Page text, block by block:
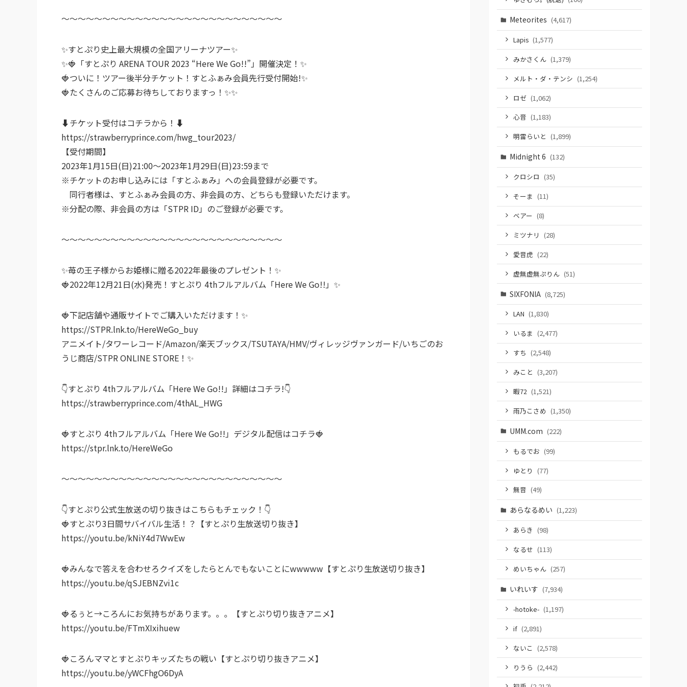
～～～～～～～～～～～～～～～～～～～～～～～～～～～
✨すとぷり史上最大規模の全国アリーナツアー✨
✨🍓「すとぷり ARENA TOUR 2023 “Here We Go!!”」開催決定！✨
🍓ついに！ツアー後半分チケット！すとふぁみ会員先行受付開始!✨
🍓たくさんのご応募お待ちしておりますっ！✨✨
⬇️チケット受付はコチラから！⬇️
https://strawberryprince.com/hwg_tour2023/
【受付期間】
2023年1月15日(日)21:00～2023年1月29日(日)23:59まで
※チケットのお申し込みには「すとふぁみ」への会員登録が必要です。
同行者様は、すとふぁみ会員の方、非会員の方、どちらも登録いただけます。
※分配の際、非会員の方は「STPR ID」のご登録が必要です。
～～～～～～～～～～～～～～～～～～～～～～～～～～～
✨苺の王子様からお姫様に贈る2022年最後のプレゼント！✨
🍓2022年12月21日(水)発売！すとぷり 4thフルアルバム「Here We Go!!」✨
🍓下記店舗や通販サイトでご購入いただけます！✨
https://STPR.lnk.to/HereWeGo_buy
アニメイト/タワーレコード/Amazon/楽天ブックス/TSUTAYA/HMV/ヴィレッジヴァンガード/いちごのお
うじ商店/STPR ONLINE STORE！✨
👇すとぷり 4thフルアルバム「Here We Go!!」詳細はコチラ!👇
https://strawberryprince.com/4thAL_HWG
🍓すとぷり 4thフルアルバム「Here We Go!!」デジタル配信はコチラ🍓
https://stpr.lnk.to/HereWeGo
～～～～～～～～～～～～～～～～～～～～～～～～～～～
👇すとぷり公式生放送の切り抜きはこちらもチェック！👇
🍓すとぷり3日間サバイバル生活！？【すとぷり生放送切り抜き】
https://youtu.be/kNiY4d7WwEw
🍓みんなで答えを合わせろクイズをしたらとんでもないことにwwwww【すとぷり生放送切り抜き】
https://youtu.be/qSJEBNZvi1c
🍓るぅと→ころんにお気持ちがあります。。。【すとぷり切り抜きアニメ】
https://youtu.be/FTmXIxihuew
🍓ころんママとすとぷりキッズたちの戦い【すとぷり切り抜きアニメ】
https://youtu.be/yWCFhgO6DyA
Meteorites (4,617)
Lapis (1,577)
みかさくん (1,379)
メルト・ダ・テンシ (1,254)
ロゼ (1,062)
心音 (1,183)
明雷らいと (1,899)
Midnight 6 (132)
クロシロ (35)
そーま (11)
ベアー (8)
ミツナリ (28)
愛音虎 (22)
虚無虚無ぷりん (51)
SIXFONIA (8,725)
LAN (1,830)
いるま (2,477)
すち (2,548)
みこと (3,207)
暇72 (1,521)
雨乃こさめ (1,350)
UMM.com (222)
もるでお (99)
ゆとり (77)
無音 (49)
あらなるめい (1,223)
あらき (98)
なるせ (113)
めいちゃん (257)
いれいす (7,934)
-hotoke- (1,197)
if (2,891)
ないこ (2,578)
りうら (2,442)